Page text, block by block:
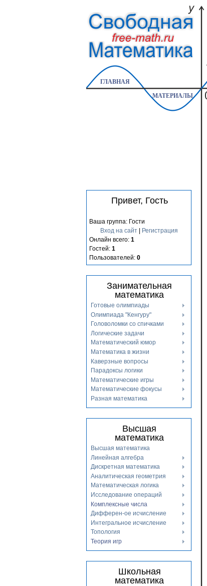
ГЛАВНАЯ
МАТЕРИАЛЫ
Привет, Гость
Ваша группа: Гости
Вход на сайт|
Регистрация
Онлайн всего: 1
Гостей: 1
Пользователей: 0
Занимательная
математика
Готовые олимпиады
Олимпиада "Кенгуру"
Головоломки со спичками
Логические задачи
Математический юмор
Математика в жизни
Каверзные вопросы
Парадоксы логики
Математические игры
Математические фокусы
Разная математика
Высшая
математика
Высшая математика
Линейная алгебра
Дискретная математика
Аналитическая геометрия
Математическая логика
Исследование операций
Комплексные числа
Дифферен-ое исчисление
Интегральное исчисление
Топология
Теория игр
Школьная
математика